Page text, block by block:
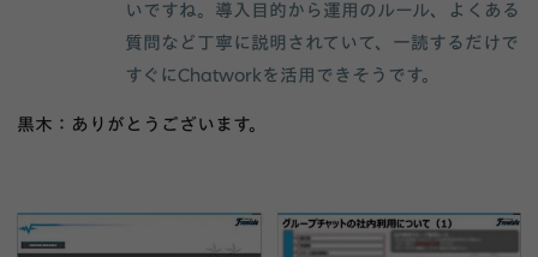
いですね。導入目的から運用のルール、よくある
質問など丁寧に説明されていて、一読するだけで
すぐにChatworkを活用できそうです。
黒木：ありがとうございます。